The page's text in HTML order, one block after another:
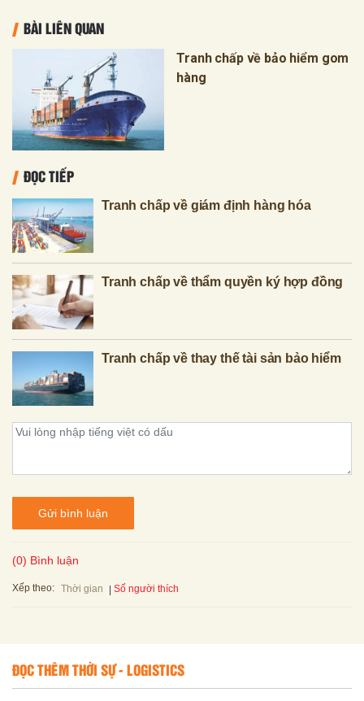
BÀI LIÊN QUAN
Tranh chấp về bảo hiểm gom
hàng
ĐỌC TIẾP
Tranh chấp về giám định hàng hóa
Tranh chấp về thẩm quyền ký hợp đồng
Tranh chấp về thay thế tài sản bảo hiểm
Gửi bình luận
(0) Bình luận
Xếp theo: Thời gian Số người thích
ĐỌC THÊM THỜI SỰ - LOGISTICS